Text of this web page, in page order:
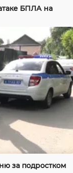
БПЛА на
за подростком